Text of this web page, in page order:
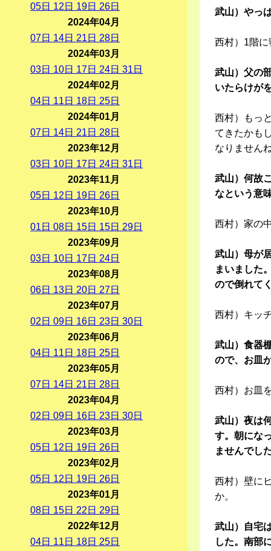
武山）やっ
西村）1階
武山）父の
いたらけが
西村）もっ
てきたかも
なりません
武山）何故
なという意
西村）家の
武山）母が
まいました
ので倒れて
西村）キッ
武山）食器
ので、お皿
西村）お皿
武山）夜は
す。朝にな
ませんでし
西村）壁に
か。
武山）自宅
した。南部
05日 12 日 19日 26日
2024年04月
07日 14日 21 日 28日
2024年03月
03日 10日 17日 24日 31 日
2024年02月
04日 11 日 18日 25日
2024年01月
07日 14日 21 日 28日
2023年12月
03日 10日 17日 24日 31 日
2023年11月
05日 12 日 19日 26日
2023年10月
01 日 08日 15日 15日 29日
2023年09月
03日 10日 17日 24日
2023年08月
06日 13日 20日 27日
2023年07月
02 日 09日 16日 23日 30日
2023年06月
04日 11 日 18日 25日
2023年05月
07日 14日 21 日 28日
2023年04月
02 日 09日 16日 23日 30日
2023年03月
05日 12 日 19日 26日
2023年02月
05日 12 日 19日 26日
2023年01月
08日 15日 22 日 29日
2022年12月
04日 11 日 18日 25日